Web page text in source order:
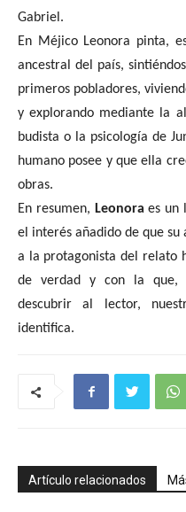
Gabriel.
En Méjico Leonora pinta,
ancestral del país,
primeros pobladores,
y explorando mediante la
budista o la psicología de
humano posee y que ella
obras.
En resumen, Leonoraes un
el interés añadido de que su
a la protagonista del relato
de verdad y con la que,
descubrir al lector,
identifica.
Artículo relacionados